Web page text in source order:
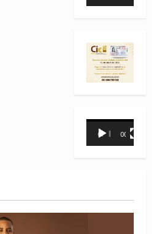
Reproductor
00:00 00:31